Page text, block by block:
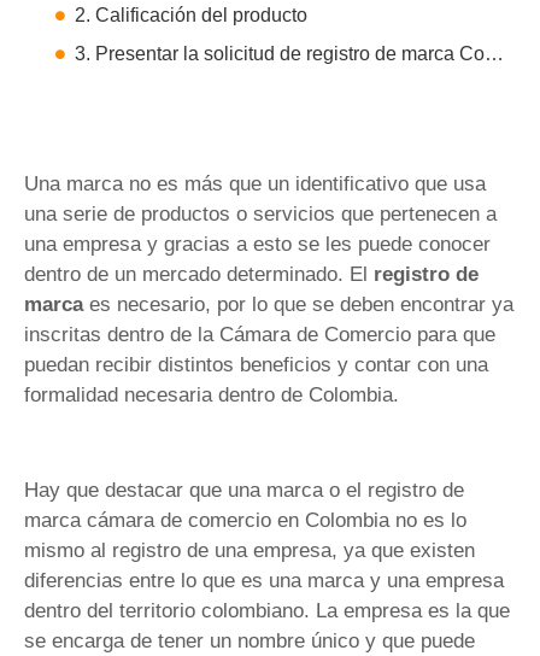
2. Calificación del producto
3. Presentar la solicitud de registro de marca Colombia
Una marca no es más que un identificativo que usa
una serie de productos o servicios que pertenecen a
una empresa y gracias a esto se les puede conocer
dentro de un mercado determinado. El registro de
marcaes necesario, por lo que se deben encontrar ya
inscritas dentro de la Cámara de Comercio para que
puedan recibir distintos beneficios y contar con una
formalidad necesaria dentro de Colombia.
Hay que destacar que una marca o el registro de
marca cámara de comercio en Colombia no es lo
mismo al registro de una empresa, ya que existen
diferencias entre lo que es una marca y una empresa
dentro del territorio colombiano. La empresa es la que
se encarga de tener un nombre único y que puede